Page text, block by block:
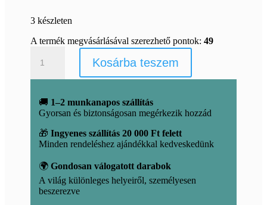
3 készleten
A termék megvásárlásával szerezhető pontok:49
szarvas
Kosárba teszem
🚚 1–2 munkanapos szállítás
Gyorsan és biztonságosan megérkezik hozzád
🎁Ingyenes szállítás 20 000 Ft felett
Minden rendeléshez ajándékkal kedveskedünk
🌍Gondosan válogatott darabok
A világ különleges helyeiről, személyesen
beszerezve